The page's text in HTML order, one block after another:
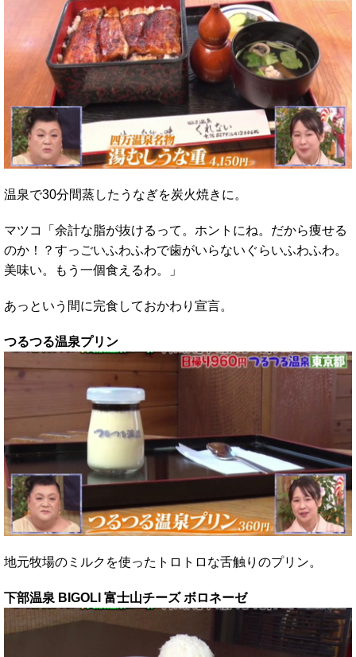
温泉で30分間蒸したうなぎを炭火焼きに。
マツコ「余計な脂が抜けるって。ホントにね。だから痩せる
のか！？すっごいふわふわで歯がいらないぐらいふわふわ。
美味い。もう一個食えるわ。」
あっという間に完食しておかわり宣言。
つるつる温泉プリン
地元牧場のミルクを使ったトロトロな舌触りのプリン。
下部温泉 BIGOLI 富士山チーズ ボロネーゼ